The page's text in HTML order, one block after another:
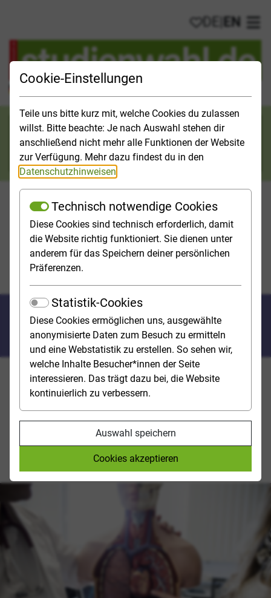
Cookie-Einstellungen
Teile uns bitte kurz mit, welche Cookies du zulassen
willst. Bitte beachte: Je nach Auswahl stehen dir
anschließend nicht mehr alle Funktionen der Website
zur Verfügung. Mehr dazu findest du in den
Datenschutzhinweisen
Technisch notwendige Cookies
Diese Cookies sind technisch erforderlich, damit
die Website richtig funktioniert. Sie dienen unter
anderem für das Speichern deiner persönlichen
Präferenzen.
Statistik-Cookies
Diese Cookies ermöglichen uns, ausgewählte
anonymisierte Daten zum Besuch zu ermitteln
und eine Webstatistik zu erstellen. So sehen wir,
welche Inhalte Besucher*innen der Seite
interessieren. Das trägt dazu bei, die Website
kontinuierlich zu verbessern.
Auswahl speichern
Cookies akzeptieren
My favorites
DE EN
Search category
Studies & Universities Study Opportunities
Homepage[Translate to English:] Top-Themen
Step by step durchs
Bewerbungsverfahren
Die Stiftung für Hochschulzulassung ist zuständig für
die Durchführung des Zentralen Vergabeverfahrens
(ZV) von bundesweit zulassungsbeschränkten
Studienplätzen und betreibt die Serviceplattform
hochschulstart.de. Wie man bei der Bewerbung am
dass wollte studienwahl.de von der Stiftung wissen.